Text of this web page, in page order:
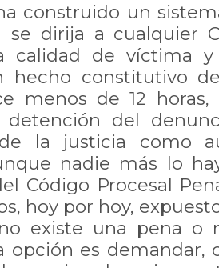
construido un
se dirija a cualquier
calidad de víctima
hecho constitutivo
menos de 12
detención del
de la justicia como
nadie más lo
Código Procesal
hoy por hoy,
existe una pena o
opción es demandar,